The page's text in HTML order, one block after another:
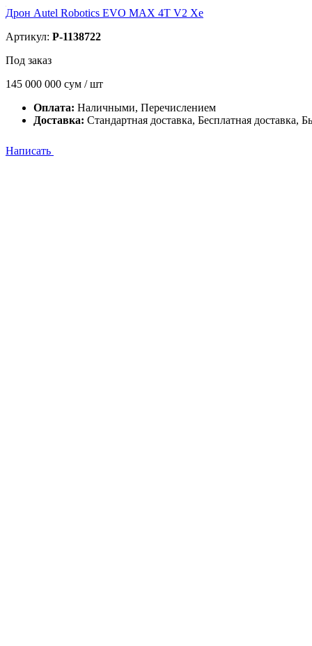
Дрон Autel Robotics EVO MAX 4T V2 Xe
Артикул: P-1138722
Под заказ
145 000 000 сум / шт
Оплата: Наличными, Перечислением
Доставка: Стандартная доставка, Бесплатная доставка,
Написать